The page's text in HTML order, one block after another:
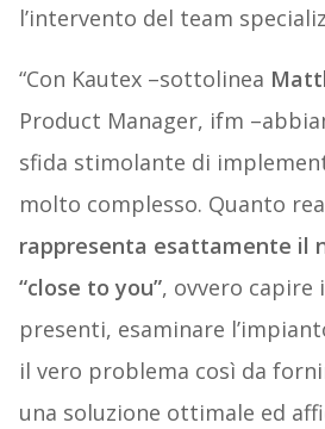
l’intervento del team
“Con Kautex –sottolinea
Product Manager, ifm
sfida stimolante di
molto complesso. Quanto
rappresenta esattamente il
“close to you”, ovvero capire
presenti, esaminare
il vero problema così da
una soluzione ottimale ed